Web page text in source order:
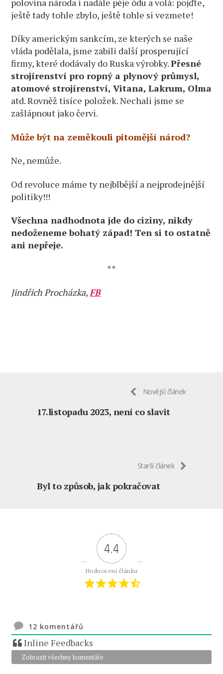
ještě tady tohle zbylo, ještě tohle si vezmete!
Díky americkým sankcím, ze kterých se naše
vláda podělala, jsme zabili další prosperující
firmy, které dodávaly do Ruska výrobky.Přesné
strojírenství pro ropný a plynový průmysl,
atomové strojírenství, Vitana, Lakrum, Olma
atd. Rovněž tisíce položek. Nechali jsme se
zašlápnout jako červi.
Může být na zeměkouli pitomější národ?
Ne, nemůže.
Od revoluce máme ty nejblbější a nejprodejnější
politiky!!!
Všechna nadhodnota jde do ciziny, nikdy
nedoženeme bohatý západ! Ten si to ostatně
ani nepřeje.
**
Jindřich Procházka,FB
Novější článek
17.listopadu 2023, není co slavit
Starší článek
Byl to způsob, jak pokračovat
4.4
Hodnocení článku
12 komentářů
Inline Feedbacks
Zobrazit všechny komentáře